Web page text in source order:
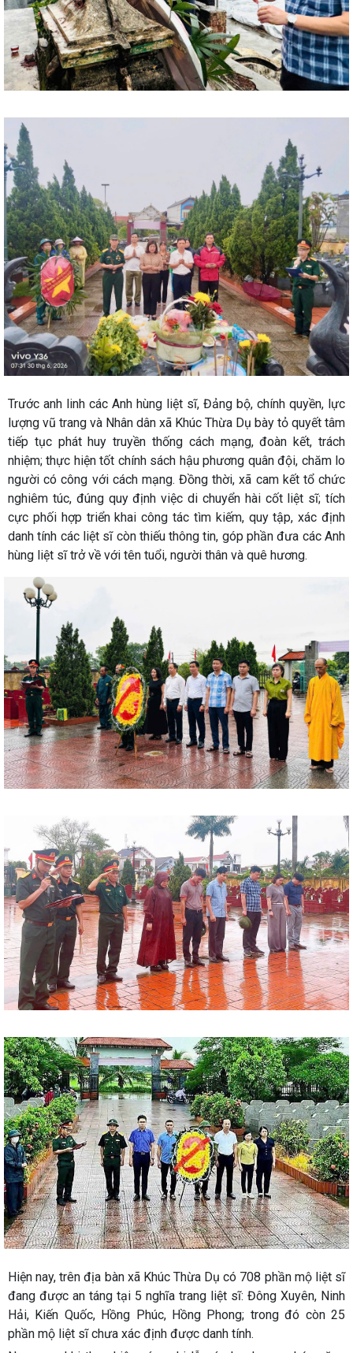
Trước anh linh các Anh hùng liệt sĩ, Đảng bộ, chính quyền, lực
lượng vũ trang và Nhân dân xã Khúc Thừa Dụ bày tỏ quyết tâm
tiếp tục phát huy truyền thống cách mạng, đoàn kết, trách
nhiệm; thực hiện tốt chính sách hậu phương quân đội, chăm lo
người có công với cách mạng. Đồng thời, xã cam kết tổ chức
nghiêm túc, đúng quy định việc di chuyển hài cốt liệt sĩ; tích
cực phối hợp triển khai công tác tìm kiếm, quy tập, xác định
danh tính các liệt sĩ còn thiếu thông tin, góp phần đưa các Anh
hùng liệt sĩ trở về với tên tuổi, người thân và quê hương.
Hiện nay, trên địa bàn xã Khúc Thừa Dụ có 708 phần mộ liệt sĩ
đang được an táng tại 5 nghĩa trang liệt sĩ: Đông Xuyên, Ninh
Hải, Kiến Quốc, Hồng Phúc, Hồng Phong; trong đó còn 25
phần mộ liệt sĩ chưa xác định được danh tính.